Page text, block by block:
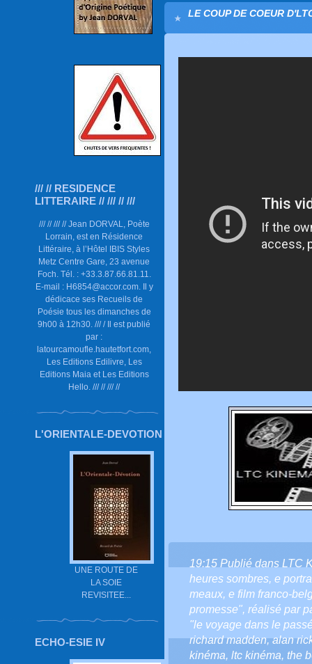
/// // RESIDENCE
LITTERAIRE // /// // ///
/// // /// // Jean DORVAL, Poète
Lorrain, est en Résidence
Littéraire, à l’Hôtel IBIS Styles
Metz Centre Gare, 23 avenue
Foch. Tél. : +33.3.87.66.81.11.
E-mail : H6854@accor.com. Il y
dédicace ses Recueils de
Poésie tous les dimanches de
9h00 à 12h30. /// / Il est publié
par :
latourcamoufle.hautetfort.com,
Les Editions Edilivre, Les
Editions Maia et Les Editions
Hello. /// // /// //
L'ORIENTALE-DEVOTION
UNE ROUTE DE
LA SOIE
REVISITEE...
ECHO-ESIE IV
LE COUP DE COEUR
19:15 Publié dans LTC
heures sombres, e
meaux, e film franco-
promesse", réalisé par
"le voyage dans le
richard madden,alan
kinéma, ltc kinéma, the